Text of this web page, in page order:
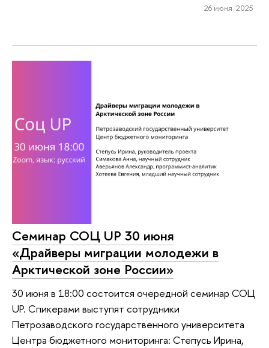
26 июня 2025
Семинар СОЦ UP 30 июня
«Драйверы миграции молодежи в
Арктической зоне России»
30 июня в 18:00 состоится очередной семинар СОЦ
UP. Спикерами выступят сотрудники
Петрозаводского государственного университета
Центра бюджетного мониторинга: Степусь Ирина,